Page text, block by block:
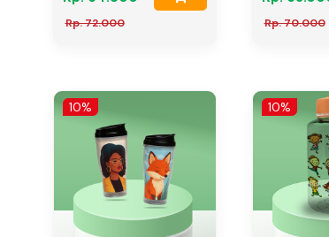
Rp. 72.000 Rp. 70.000
10% 10%